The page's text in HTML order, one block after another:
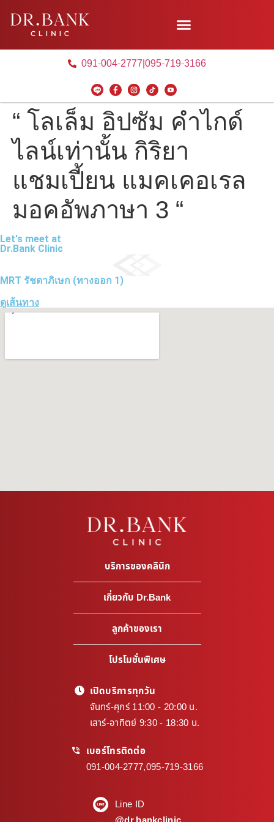
091-004-2777|095-719-3166
“ โลเล็ม อิปซัม คำไกด์
ไลน์เท่านั้น กิริยา
แชมเปี้ยน แมคเคอเรล
มอคอัพภาษา 3 “
Let's meet at
Dr.Bank Clinic
MRT รัชดาภิเษก (ทางออก 1)
ดูเส้นทาง
บริการของคลินิก
เกี่ยวกับ Dr.Bank
ลูกค้าของเรา
โปรโมชั่นพิเศษ
เปิดบริการทุกวัน
จันทร์-ศุกร์ 11:00 - 20:00 น.
เสาร์-อาทิตย์ 9:30 - 18:30 น.
เบอร์โทรติดต่อ
091-004-2777,095-719-3166
Line ID